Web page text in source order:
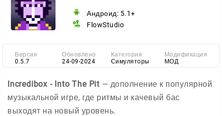
Андроид: 5.1+
FlowStudio
Версия
0.5.7
Обновлено
24-09-2024
Категория
Симуляторы
Модификация
МОД
Incredibox - Into The Pit — дополнение к популярной
музыкальной игре, где ритмы и качевый бас
выходят на новый уровень.